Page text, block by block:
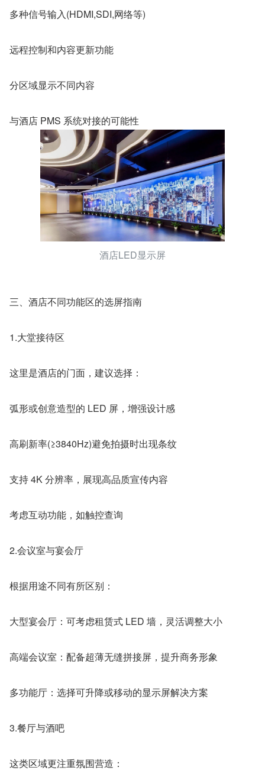
多种信号输入(HDMI,SDI,网络等)
远程控制和内容更新功能
分区域显示不同内容
与酒店 PMS 系统对接的可能性
酒店LED显示屏
三、酒店不同功能区的选屏指南
1.大堂接待区
这里是酒店的门面，建议选择：
弧形或创意造型的 LED 屏，增强设计感
高刷新率(≥3840Hz)避免拍摄时出现条纹
支持 4K 分辨率，展现高品质宣传内容
考虑互动功能，如触控查询
2.会议室与宴会厅
根据用途不同有所区别：
大型宴会厅：可考虑租赁式 LED 墙，灵活调整大小
高端会议室：配备超薄无缝拼接屏，提升商务形象
多功能厅：选择可升降或移动的显示屏解决方案
3.餐厅与酒吧
这类区域更注重氛围营造：